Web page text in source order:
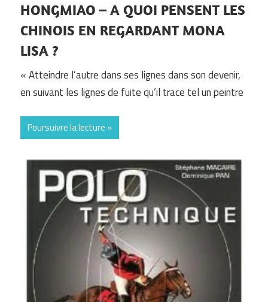
HONGMIAO – A QUOI PENSENT LES
CHINOIS EN REGARDANT MONA
LISA ?
« Atteindre l’autre dans ses lignes dans son devenir,
en suivant les lignes de fuite qu’il trace tel un peintre
Poursuivre la lecture